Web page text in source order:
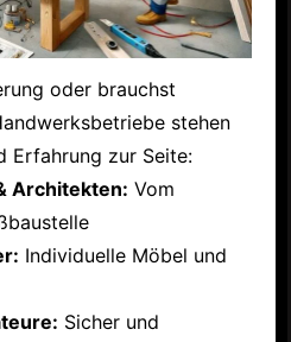
oder brauchst
stehen
Erfahrung zur Seite:
Architekten: Vom
Individuelle Möbel und
Sicher und